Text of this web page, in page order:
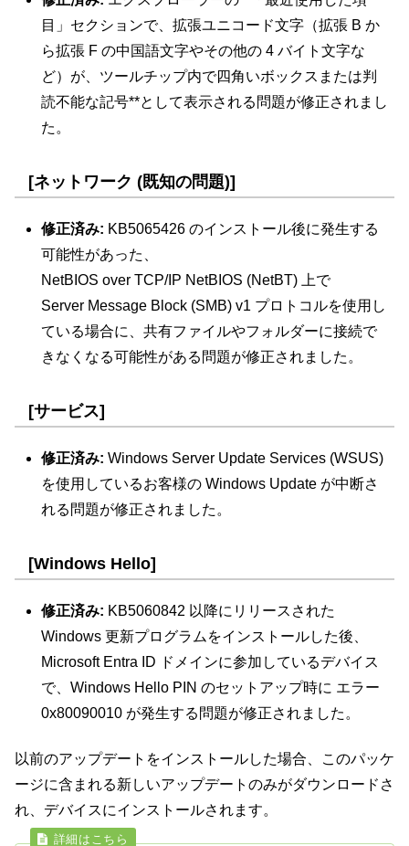
目」セクションで、拡張ユニコード文字（拡張 B か
ら拡張 F の中国語文字やその他の 4 バイト文字な
ど）が、ツールチップ内で四角いボックスまたは判
読不能な記号**として表示される問題が修正されまし
た。
[ネットワーク (既知の問題)]
修正済み: KB5065426 のインストール後に発生する
可能性があった、
NetBIOS over TCP/IP NetBIOS (NetBT) 上で
Server Message Block (SMB) v1 プロトコルを使用し
ている場合に、共有ファイルやフォルダーに接続で
きなくなる可能性がある問題が修正されました。
[サービス]
修正済み: Windows Server Update Services (WSUS)
を使用しているお客様の Windows Update が中断さ
れる問題が修正されました。
[Windows Hello]
修正済み: KB5060842 以降にリリースされた
Windows 更新プログラムをインストールした後、
Microsoft Entra ID ドメインに参加しているデバイス
で、Windows Hello PIN のセットアップ時に エラー
0x80090010 が発生する問題が修正されました。
以前のアップデートをインストールした場合、このパッケ
ージに含まれる新しいアップデートのみがダウンロードさ
れ、デバイスにインストールされます。